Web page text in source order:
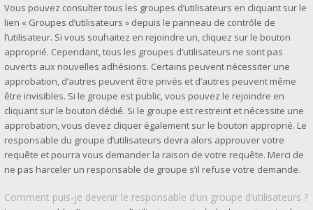
Vous pouvez consulter tous les groupes d’utilisateurs en cliquant sur le
lien « Groupes d’utilisateurs » depuis le panneau de contrôle de
l’utilisateur. Si vous souhaitez en rejoindre un, cliquez sur le bouton
approprié. Cependant, tous les groupes d’utilisateurs ne sont pas
ouverts aux nouvelles adhésions. Certains peuvent nécessiter une
approbation, d’autres peuvent être privés et d’autres peuvent même
être invisibles. Si le groupe est public, vous pouvez le rejoindre en
cliquant sur le bouton dédié. Si le groupe est restreint et nécessite une
approbation, vous devez cliquer également sur le bouton approprié. Le
responsable du groupe d’utilisateurs devra alors approuver votre
requête et pourra vous demander la raison de votre requête. Merci de
ne pas harceler un responsable de groupe s’il refuse votre demande.
Comment puis-je devenir le responsable d’un groupe d’utilisateurs ?